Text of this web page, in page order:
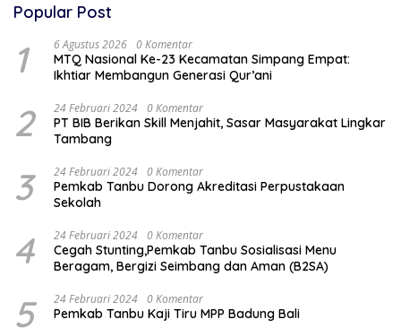
Popular Post
1 6 Agustus 2026 0 Komentar
MTQ Nasional Ke-23 Kecamatan Simpang Empat:
Ikhtiar Membangun Generasi Qur’ani
2 24 Februari 2024 0 Komentar
PT BIB Berikan Skill Menjahit, Sasar Masyarakat Lingkar
Tambang
3 24 Februari 2024 0 Komentar
Pemkab Tanbu Dorong Akreditasi Perpustakaan
Sekolah
4 24 Februari 2024 0 Komentar
Cegah Stunting,Pemkab Tanbu Sosialisasi Menu
Beragam, Bergizi Seimbang dan Aman (B2SA)
5 24 Februari 2024 0 Komentar
Pemkab Tanbu Kaji Tiru MPP Badung Bali